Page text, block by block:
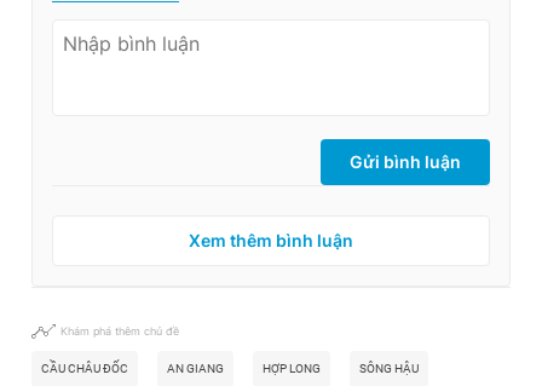
Gửi bình luận
Xem thêm bình luận
Khám phá thêm chủ đề
CẦU CHÂU ĐỐC AN GIANG HỢP LONG SÔNG HẬU